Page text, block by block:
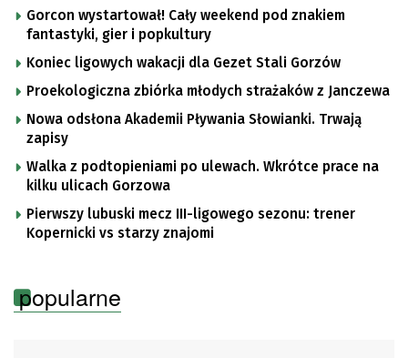
Gorcon wystartował! Cały weekend pod znakiem
fantastyki, gier i popkultury
Koniec ligowych wakacji dla Gezet Stali Gorzów
Proekologiczna zbiórka młodych strażaków z Janczewa
Nowa odsłona Akademii Pływania Słowianki. Trwają
zapisy
Walka z podtopieniami po ulewach. Wkrótce prace na
kilku ulicach Gorzowa
Pierwszy lubuski mecz III-ligowego sezonu: trener
Kopernicki vs starzy znajomi
popularne